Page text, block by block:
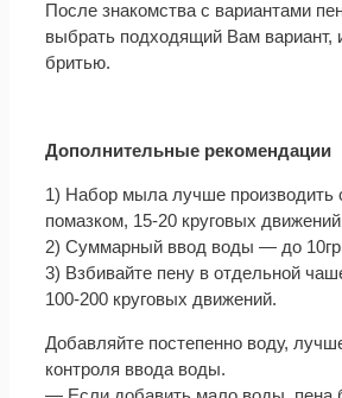
После знакомства с вариантами
выбрать подходящий Вам вариант,
бритью.
Дополнительные рекомендации
1) Набор мыла лучше производить
помазком, 15-20 круговых
2) Суммарный ввод воды — до
3) Взбивайте пену в отдельной
100-200 круговых движений.
Добавляйте постепенно воду,
контроля ввода воды.